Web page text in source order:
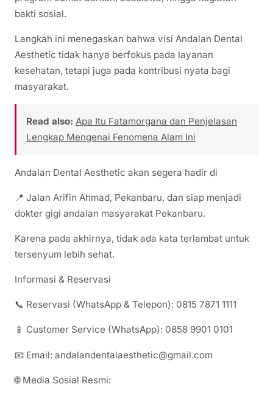
bakti sosial.
Langkah ini menegaskan bahwa visi Andalan Dental
Aesthetic tidak hanya berfokus pada layanan
kesehatan, tetapi juga pada kontribusi nyata bagi
masyarakat.
Read also: Apa Itu Fatamorgana dan Penjelasan
Lengkap Mengenai Fenomena Alam Ini
Andalan Dental Aesthetic akan segera hadir di
📍 Jalan Arifin Ahmad, Pekanbaru, dan siap menjadi
dokter gigi andalan masyarakat Pekanbaru.
Karena pada akhirnya, tidak ada kata terlambat untuk
tersenyum lebih sehat.
Informasi & Reservasi
📞 Reservasi (WhatsApp & Telepon): 0815 7871 1111
📱 Customer Service (WhatsApp): 0858 9901 0101
📧 Email: andalandentalaesthetic@gmail.com
🌐 Media Sosial Resmi: